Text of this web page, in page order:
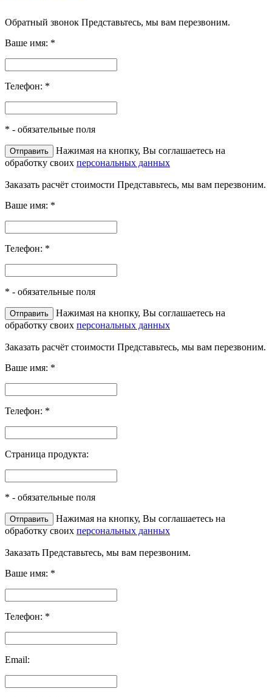
Обратный звонок Представьтесь, мы вам перезвоним.
Ваше имя: *
Телефон: *
* - обязательные поля
Нажимая на кнопку, Вы соглашаетесь на
обработку своих персональных данных
Заказать расчёт стоимости Представьтесь, мы вам перезвоним.
Ваше имя: *
Телефон: *
* - обязательные поля
Нажимая на кнопку, Вы соглашаетесь на
обработку своих персональных данных
Заказать расчёт стоимости Представьтесь, мы вам перезвоним.
Ваше имя: *
Телефон: *
Страница продукта:
* - обязательные поля
Нажимая на кнопку, Вы соглашаетесь на
обработку своих персональных данных
Заказать Представьтесь, мы вам перезвоним.
Ваше имя: *
Телефон: *
Email: